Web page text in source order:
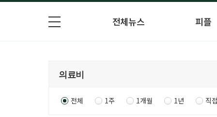
전체뉴스 피플
전체 1주 1개월 1년 직